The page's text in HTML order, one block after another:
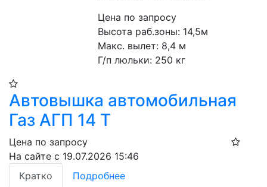
Цена по запросу
Высота раб.зоны: 14,5м
Макс. вылет: 8,4 м
Г/п люльки: 250 кг
Автовышка автомобильная
Газ АГП 14 Т
Цена по запросу
На сайте с 19.07.2026 15:46
Кратко
Подробнее